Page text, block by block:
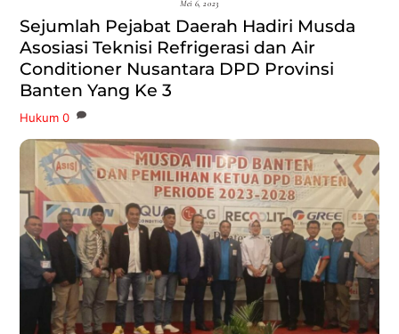
Mei 6, 2023
Sejumlah Pejabat Daerah Hadiri Musda
Asosiasi Teknisi Refrigerasi dan Air
Conditioner Nusantara DPD Provinsi
Banten Yang Ke 3
Hukum 0